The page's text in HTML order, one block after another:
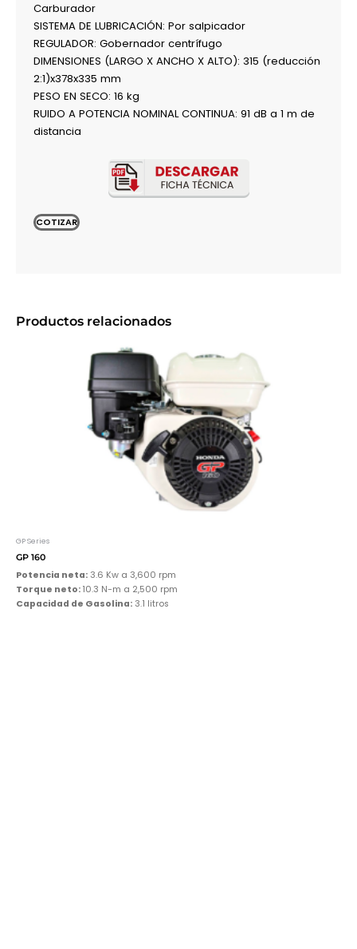
Carburador
SISTEMA DE LUBRICACIÓN: Por salpicador
REGULADOR: Gobernador centrífugo
DIMENSIONES (LARGO X ANCHO X ALTO): 315 (reducción
2:1)x378x335 mm
PESO EN SECO: 16 kg
RUIDO A POTENCIA NOMINAL CONTINUA: 91 dB a 1 m de
distancia
COTIZAR
Productos relacionados
GP Series
GP 160
Potencia neta: 3.6 Kw a 3,600 rpm
Torque neto: 10.3 N-m a 2,500 rpm
Capacidad de Gasolina: 3.1 litros